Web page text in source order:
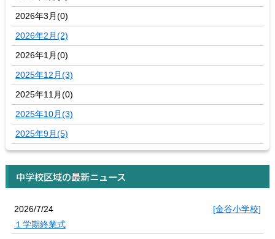
2026年3月(0)
2026年2月(2)
2026年1月(0)
2025年12月(3)
2025年11月(0)
2025年10月(3)
2025年9月(5)
中学校区域の最新ニュース
2026/7/24
[金谷小学校]
１学期終業式